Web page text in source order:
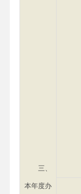
三、
本年度办